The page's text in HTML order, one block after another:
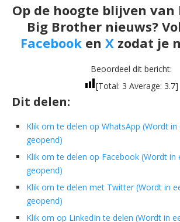
Op de hoogte blijven
Big Brother nieuws?
Facebook en X zodat je
Beoordeel dit bericht:
[Total: 3 Average: 3.7]
Dit delen:
Klik om te delen op WhatsApp (Wordt
geopend)
Klik om te delen op Facebook (Wordt in
geopend)
Klik om te delen met Twitter (Wordt in
geopend)
Klik om op LinkedIn te delen (Wordt in